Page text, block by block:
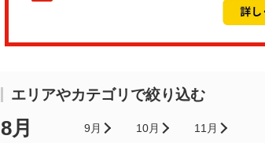
エリアやカテゴリで絞り込む
8月 9月 10月 11月